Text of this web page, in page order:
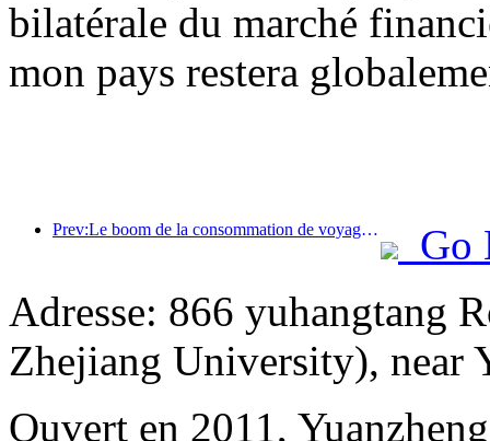
bilatérale du marché
mon pays restera
Prev:Le boom de la consommation de voyages d'été s'accélère, le marché du tourisme culturel innove et se modernise
Go
Adresse: 866 yuhangtang
Zhejiang University), near
Ouvert en 2011,